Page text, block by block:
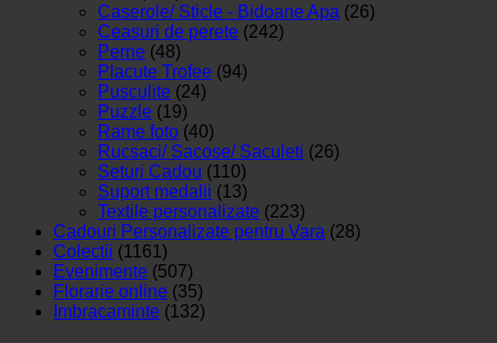
Caserole/ Sticle - Bidoane Apa (26)
Ceasuri de perete (242)
Perne (48)
Placute Trofee (94)
Pusculite (24)
Puzzle (19)
Rame foto (40)
Rucsaci/ Sacose/ Saculeti (26)
Seturi Cadou (110)
Suport medalii (13)
Textile personalizate (223)
Cadouri Personalizate pentru Vara (28)
Colectii (1161)
Evenimente (507)
Florarie online (35)
Imbracaminte (132)